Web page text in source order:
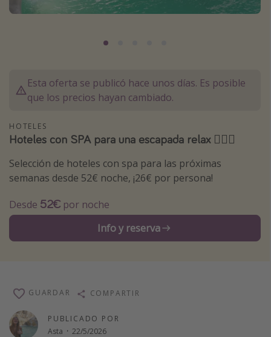
Marruecos
Maldivas
Inspiración para viajes
Camping
Viajes en tren
Viajar sola como mujer
Vacaciones de Playa
Escapadas románticas
Esta oferta se publicó hace unos días. Es posible
que los precios hayan cambiado.
HOTELES
Hoteles con SPA para una escapada relax 🧖🏼‍♀️
Selección de hoteles con spa para las próximas
semanas desde 52€ noche, ¡26€ por persona!
Desde 52€ por noche
Info y reserva
PUBLICADO POR
Asta · 22/5/2026
GUARDAR COMPARTIR